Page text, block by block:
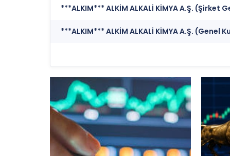
***ALKIM*** ALKİM ALKALİ KİMYA A.Ş. (Şirket
***ALKIM*** ALKİM ALKALİ KİMYA A.Ş.